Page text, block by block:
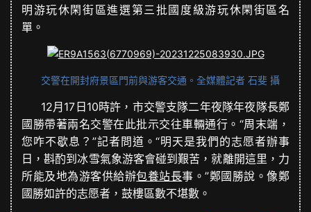
明游玩休閑街區進選第三批國度級游玩休閑街區名
單。
交警在開封府景區門前與游客交通。全媒體記者 石斐 攝
12月17日10時許，市交警支隊二年夜隊年夜隊長鄭
國勝帶著兩名交警在此批示交往車輛通行。“周末端，
您咋不歇息？”記者問道。“明天是我們的志愿者辦事
日，斟酌到冰雪氣象游客會碰到艱苦，就離開這里，力
所能及地為游客供給辦包養站長事。”鄭國勝說。像鄭
國勝如許的志愿者，鼓樓區數不堪數。